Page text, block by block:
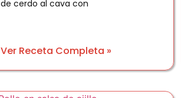
de cerdo al cava con
Ver Receta Completa »